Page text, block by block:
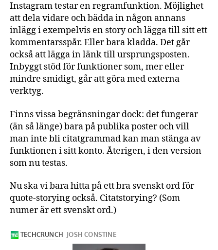
Instagram testar en regramfunktion. Möjlighet
att dela vidare och bädda in någon annans
inlägg i exempelvis en story och lägga till sitt ett
kommentarsspår. Eller bara kladda. Det går
också att lägga in länk till ursprungsposten.
Inbyggt stöd för funktioner som, mer eller
mindre smidigt, går att göra med externa
verktyg.
Finns vissa begränsningar dock: det fungerar
(än så länge) bara på publika poster och vill
man inte bli citatgrammad kan man stänga av
funktionen i sitt konto. Återigen, i den version
som nu testas.
Nu ska vi bara hitta på ett bra svenskt ord för
quote-storying också. Citatstorying? (Som
numer är ett svenskt ord.)